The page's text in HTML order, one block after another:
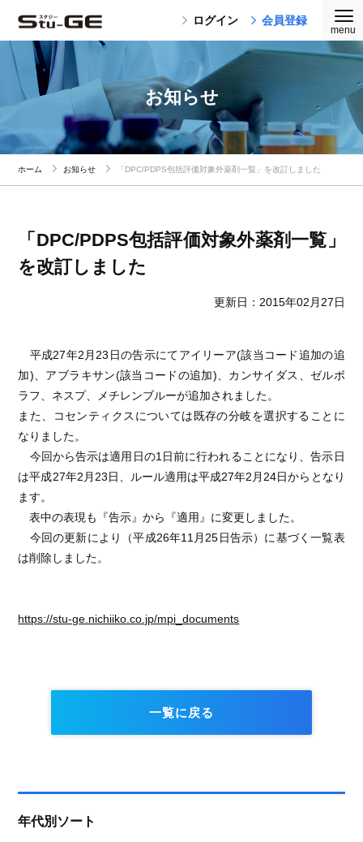
ログイン 会員登録
お知らせ
ホーム お知らせ 「DPC/PDPS包括評価対象外薬剤一覧」を改訂しました
「DPC/PDPS包括評価対象外薬剤一覧」
を改訂しました
更新日：2015年02月27日
平成27年2月23日の告示にてアイリーア(該当コード追加の追
加)、アブラキサン(該当コードの追加)、カンサイダス、ゼルボ
ラフ、ネスプ、メチレンブルーが追加されました。
また、コセンティクスについては既存の分岐を選択することに
なりました。
今回から告示は適用日の1日前に行われることになり、告示日
は平成27年2月23日、ルール適用は平成27年2月24日からとなり
ます。
表中の表現も『告示』から『適用』に変更しました。
今回の更新により（平成26年11月25日告示）に基づく一覧表
は削除しました。
https://stu-ge.nichiiko.co.jp/mpi_documents
一覧に戻る
年代別ソート